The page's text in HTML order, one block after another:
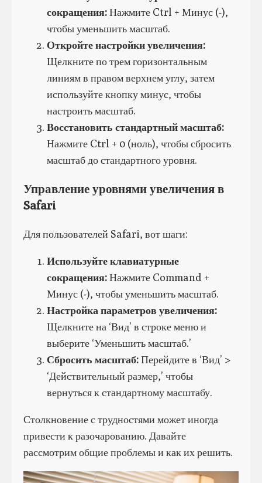
сокращения:Нажмите Ctrl + Минус (-),
чтобы уменьшить масштаб.
Откройте настройки увеличения:
Щелкните по трем горизонтальным
линиям в правом верхнем углу, затем
используйте кнопку минус, чтобы
настроить масштаб.
Восстановить стандартный масштаб:
Нажмите Ctrl + 0 (ноль), чтобы сбросить
масштаб до стандартного уровня.
Управление уровнями увеличения в
Safari
Для пользователей Safari, вот шаги:
Используйте клавиатурные
сокращения:Нажмите Command +
Минус (-), чтобы уменьшить масштаб.
Настройка параметров увеличения:
Щелкните на ‘Вид’ в строке меню и
выберите ‘Уменьшить масштаб.’
Сбросить масштаб:Перейдите в ‘Вид’ >
‘Действительный размер,’ чтобы
вернуться к стандартному масштабу.
Столкновение с трудностями может иногда
привести к разочарованию. Давайте
рассмотрим общие проблемы и как их решить.